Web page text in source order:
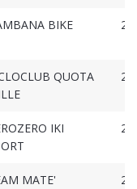
BIKE
QUOTA
IKI
MATE'